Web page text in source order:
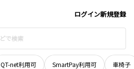
ログイン新規登録
QT-net利用可 SmartPay利用可 車椅子